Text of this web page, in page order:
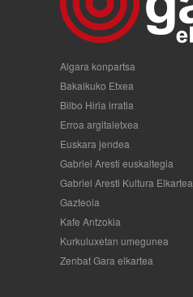
Algara konpartsa
Bakaikuko Etxea
Bilbo Hiria irratia
Erroa argitaletxea
Euskara jendea
Gabriel Aresti euskaltegia
Gabriel Aresti Kultura Elkartea
Gazteola
Kafe Antzokia
Kurkuluxetan umegunea
Zenbat Gara elkartea